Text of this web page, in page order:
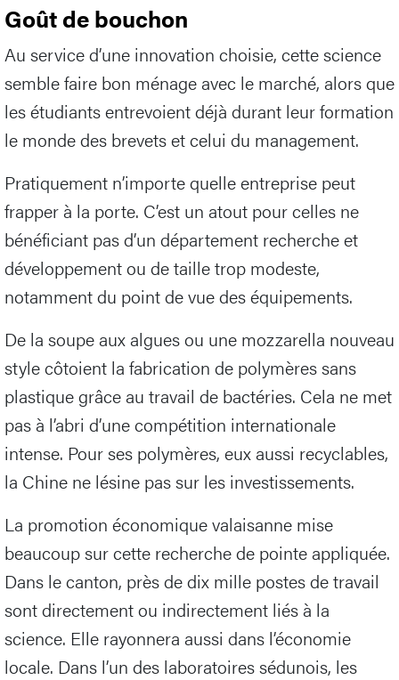
Goût de bouchon
Au service d’une innovation choisie, cette science
semble faire bon ménage avec le marché, alors que
les étudiants entrevoient déjà durant leur formation
le monde des brevets et celui du management.
Pratiquement n’importe quelle entreprise peut
frapper à la porte. C’est un atout pour celles ne
bénéficiant pas d’un département recherche et
développement ou de taille trop modeste,
notamment du point de vue des équipements.
De la soupe aux algues ou une mozzarella nouveau
style côtoient la fabrication de polymères sans
plastique grâce au travail de bactéries. Cela ne met
pas à l’abri d’une compétition internationale
intense. Pour ses polymères, eux aussi recyclables,
la Chine ne lésine pas sur les investissements.
La promotion économique valaisanne mise
beaucoup sur cette recherche de pointe appliquée.
Dans le canton, près de dix mille postes de travail
sont directement ou indirectement liés à la
science. Elle rayonnera aussi dans l’économie
locale. Dans l’un des laboratoires sédunois, les